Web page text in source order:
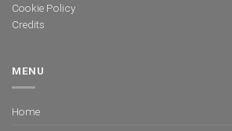
Cookie Policy
Credits
MENU
Home